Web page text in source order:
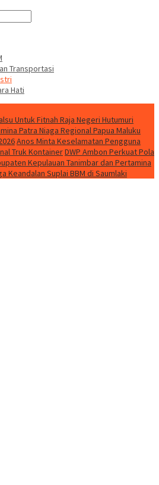
Transportasi
Hati
Untuk Fitnah Raja Negeri Hutumuri
Patra Niaga Regional Papua Maluku
Anos Minta Keselamatan Pengguna
Truk KontainerDWP Ambon Perkuat Pola
Kepulauan Tanimbar dan Pertamina
Keandalan Suplai BBM di Saumlaki